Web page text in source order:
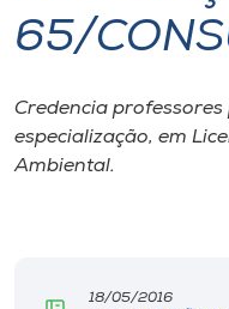
I.nova
Diplomados
65/
Credencia
especialização, em
Ambiental.
18/05/2016